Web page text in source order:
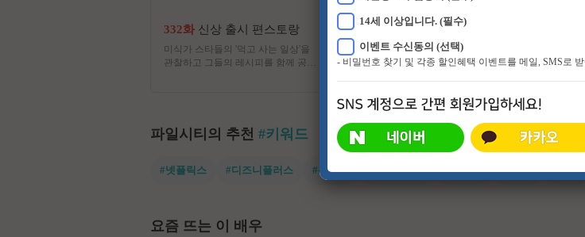
332화 신상 출시 편스토랑
미식가 스타들의 '먹고 사는 일상'을
관찰하고 그들의 레시피를 함께 공유
407화어서와 한국은 처음이지
친구가 살아서 알던 한국에서 모두가
좋아하는 한국으로! 한국에 친구가
고 몰랐던 K-한국의 매력부터 문화
선사하는 국내 여행 리얼리티 프로그
램
발 생
파일시티의 추천 #키워드
#넷플릭스 #디즈니플러스 #유쾌한 #슈퍼히어로 #외계인 #파트너 #귀신
요즘 뜨는 이 배우
14세 이상입니다. (필수)
이벤트 수신동의 (선택)
- 비밀번호 찾기 및 각종 할인혜택 이벤트를 메일, SMS로